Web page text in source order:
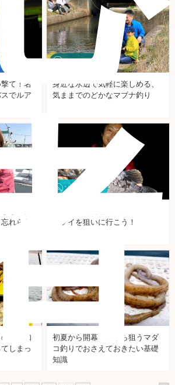
て！名
でルア
身近な水辺で気軽に楽しめる、
気ままでのどかなマブナ釣り
なマダ
れられ
ソルトルアー
ロソイを狙いに行こう！
味を知
しまっ
初夏から開幕！船から狙うマダ
コ釣りでおさえておきたい基礎
知識